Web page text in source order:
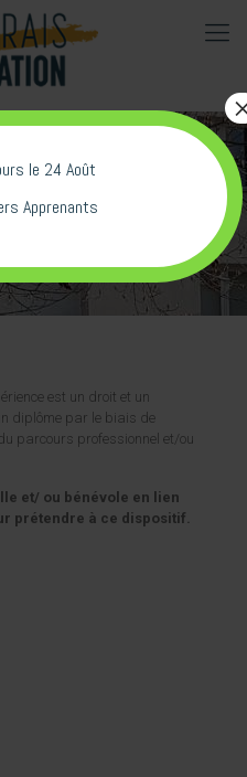
est un droit et un
diplôme par le biais de
parcours professionnel et/ou
et/ ou bénévole en lien
prétendre à ce dispositif.
le 24 Août
Apprenants